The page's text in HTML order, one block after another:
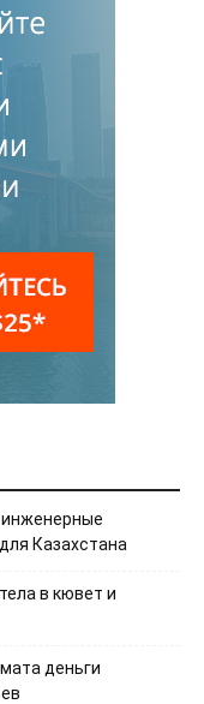
инженерные
Казахстана
в кювет и
деньги